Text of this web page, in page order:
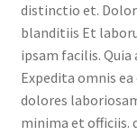
distinctio et.
blanditiis Et
ipsam facilis. Quia
Expedita omnis
dolores
minima et officiis.